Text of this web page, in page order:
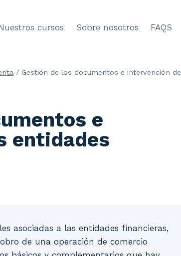
cursos Sobre nosotros FAQS
/ Gestión de los documentos e intervención
e
entidades
asociadas a las entidades financieras,
de una operación de comercio